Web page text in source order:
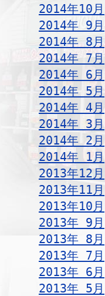
2014年10月
2014年 9月
2014年 8月
2014年 7月
2014年 6月
2014年 5月
2014年 4月
2014年 3月
2014年 2月
2014年 1月
2013年12月
2013年11月
2013年10月
2013年 9月
2013年 8月
2013年 7月
2013年 6月
2013年 5月